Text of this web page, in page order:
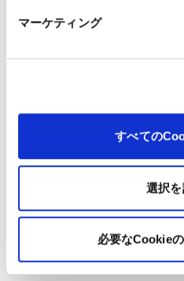
マーケティング
すべての
選択
必要なCookie